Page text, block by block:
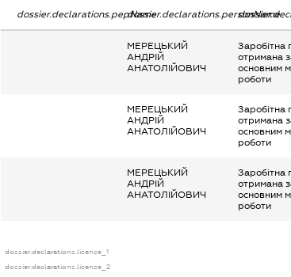
dossier.declarations.pepNamedossier.declarations.personName
МЕРЕЦЬКИЙ
АНДРІЙ
АНАТОЛІЙОВИЧ
Заробітна
отримана
основним
роботи
МЕРЕЦЬКИЙ
АНДРІЙ
АНАТОЛІЙОВИЧ
Заробітна
отримана
основним
роботи
МЕРЕЦЬКИЙ
АНДРІЙ
АНАТОЛІЙОВИЧ
Заробітна
отримана
основним
роботи
dossier.declarations.license_1
dossier.declarations.license_2